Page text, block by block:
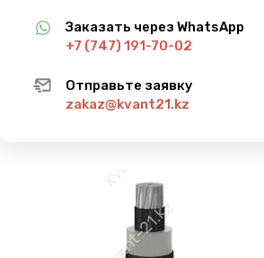
Заказать через WhatsApp
+7 (747) 191-70-02
Отправьте заявку
zakaz@kvant21.kz